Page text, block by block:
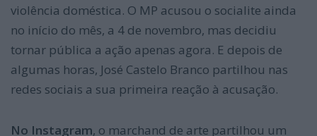
violência doméstica. O MP acusou o socialite ainda
no início do mês, a 4 de novembro, mas decidiu
tornar pública a ação apenas agora. E depois de
algumas horas, José Castelo Branco partilhou nas
redes sociais a sua primeira reação à acusação.
No Instagram, o marchand de arte partilhou um